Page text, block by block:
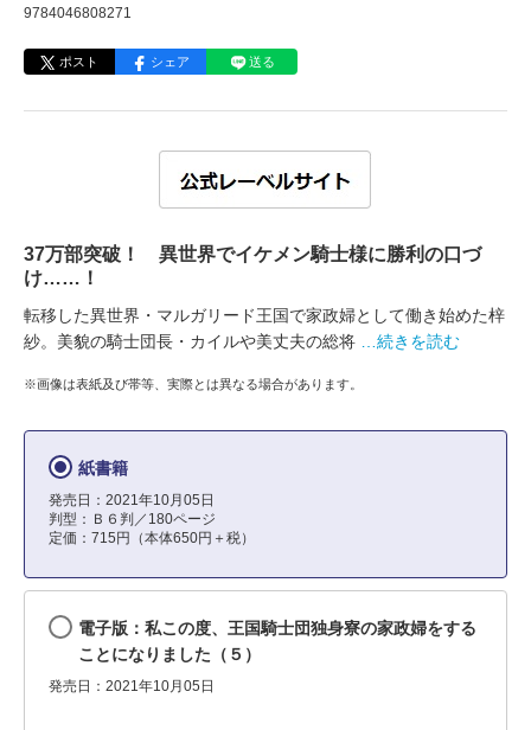
9784046808271
ポスト シェア 送る
37万部突破！ 異世界でイケメン騎士様に勝利の口づ
け……！
転移した異世界・マルガリード王国で家政婦として働き始めた梓
紗。美貌の騎士団長・カイルや美丈夫の総将
…続きを読む
※画像は表紙及び帯等、実際とは異なる場合があります。
紙書籍
発売日：2021年10月05日
判型：Ｂ６判／180ページ
定価：715円（本体650円＋税）
電子版：私この度、王国騎士団独身寮の家政婦をする
ことになりました（５）
発売日：2021年10月05日